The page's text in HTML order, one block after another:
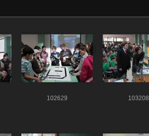
102629 103208